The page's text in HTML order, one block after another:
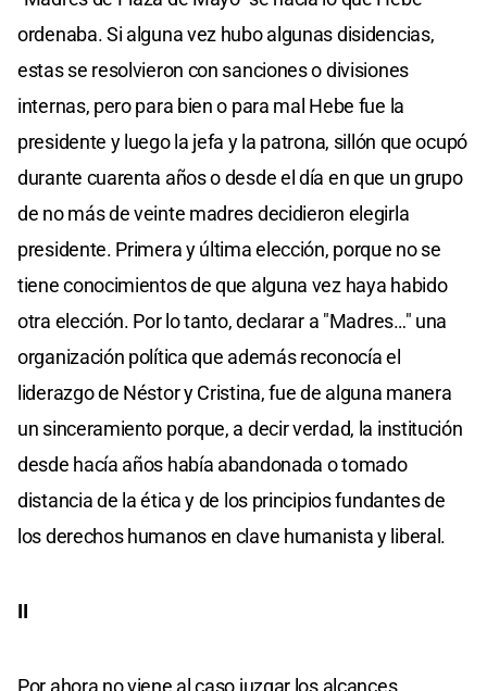
ordenaba. Si alguna vez hubo algunas disidencias,
estas se resolvieron con sanciones o divisiones
internas, pero para bien o para mal Hebe fue la
presidente y luego la jefa y la patrona, sillón que ocupó
durante cuarenta años o desde el día en que un grupo
de no más de veinte madres decidieron elegirla
presidente. Primera y última elección, porque no se
tiene conocimientos de que alguna vez haya habido
otra elección. Por lo tanto, declarar a "Madres…" una
organización política que además reconocía el
liderazgo de Néstor y Cristina, fue de alguna manera
un sinceramiento porque, a decir verdad, la institución
desde hacía años había abandonada o tomado
distancia de la ética y de los principios fundantes de
los derechos humanos en clave humanista y liberal.
II
Por ahora no viene al caso juzgar los alcances